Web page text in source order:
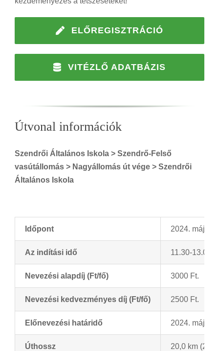
ELŐREGISZTRÁCIÓ
VITÉZLŐ ADATBÁZIS
Útvonal információk
Szendrői Általános Iskola > Szendrő-Felső
vasútállomás > Nagyállomás út vége > Szendrői
Általános Iskola
Időpont 2024. május
Az indítási idő 11.30-13.00
Nevezési alapdíj (Ft/fő) 3000 Ft.
Nevezési kedvezményes díj (Ft/fő) 2500 Ft.
Előnevezési határidő 2024. május
Úthossz 20,0 km (20